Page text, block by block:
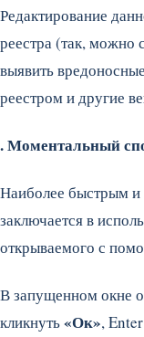
Редактирование
реестра (так, можно
выявить
реестром и другие
. Моментальный
Наиболее быстрым и
заключается в
открываемого с
В запущенном окне
кликнуть«Ок»,